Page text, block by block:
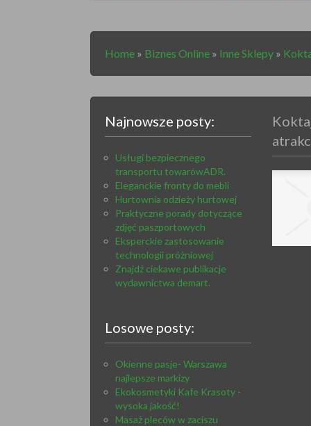
Home » Biznes Online » Inne Sklepy »
Najnowsze posty:
Usługi bezpiecznego
transportu towarówADR.
Eleganckie fronty do mebli
Hurtownia odzieży hurtowej
Praktyczne porady dotyczące
zdjęć paszportowych
Eksperckie zastosowanie
technologii próżniowej
Znajdź ciekawe publikacje
wydawnictwa demart.
Losowe posty:
Okienne pasje- Warszawa
najlepsze markizy
Ekokosmetyki Kafe Krasoty -
wysoka jakość!
Masaż pleców w zaciszu